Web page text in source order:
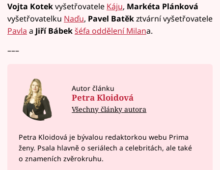
Vojta Kotekvyšetřovatele Káju, Markéta Plánková
vyšetřovatelku Naďu, Pavel Batěkztvární vyšetřovatele
Pavla a Jiří Bábekšéfa oddělení Milana.
–––
Autor článku
Petra Kloidová
Všechny články autora
Petra Kloidová je bývalou redaktorkou webu Prima
ženy. Psala hlavně o seriálech a celebritách, ale také
o znameních zvěrokruhu.